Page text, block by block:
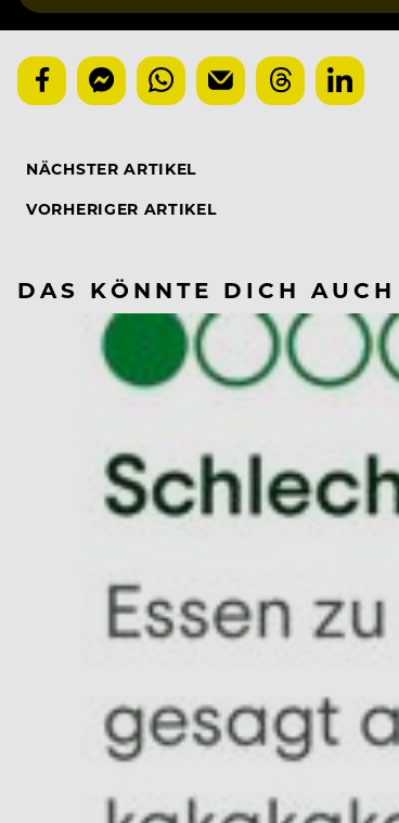
NÄCHSTER ARTIKEL
VORHERIGER ARTIKEL
DAS KÖNNTE DICH AUCH